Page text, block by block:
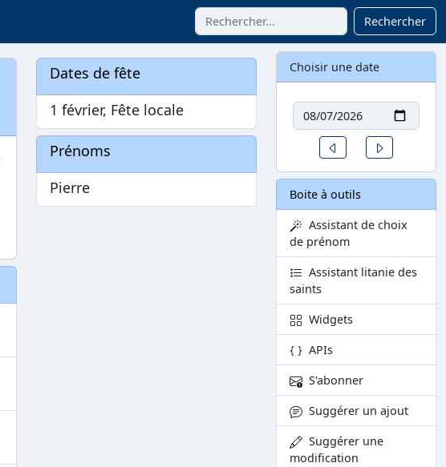
Rechercher
Dates de fête
1 février, Fête locale
Prénoms
Pierre
Choisir une date
Date
Un jour avant
Boite à outils
Assistant de choix
de prénom
Assistant litanie des
saints
Widgets
APIs
S'abonner
Suggérer un ajout
Suggérer une
modification